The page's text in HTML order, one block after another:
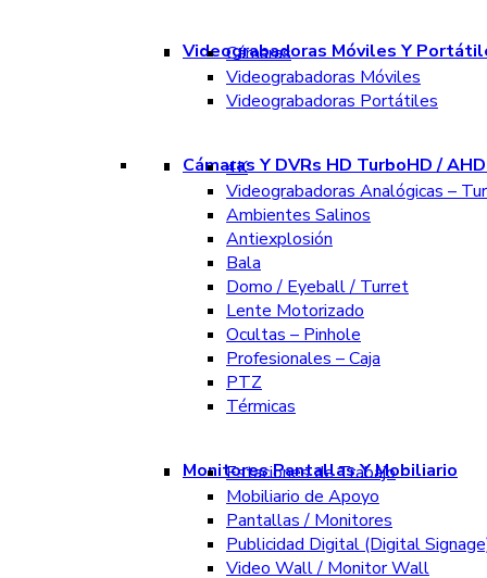
Videograbadoras Móviles Y
Cámaras
Videograbadoras Móviles
Videograbadoras Portátiles
Cámaras Y DVRs HD TurboHD /
4K
Videograbadoras Analógicas –
Ambientes Salinos
Antiexplosión
Bala
Domo / Eyeball / Turret
Lente Motorizado
Ocultas – Pinhole
Profesionales – Caja
PTZ
Térmicas
Monitores Pantallas Y Mobiliario
Estaciones de Trabajo
Mobiliario de Apoyo
Pantallas / Monitores
Publicidad Digital (Digital
Video Wall / Monitor Wall